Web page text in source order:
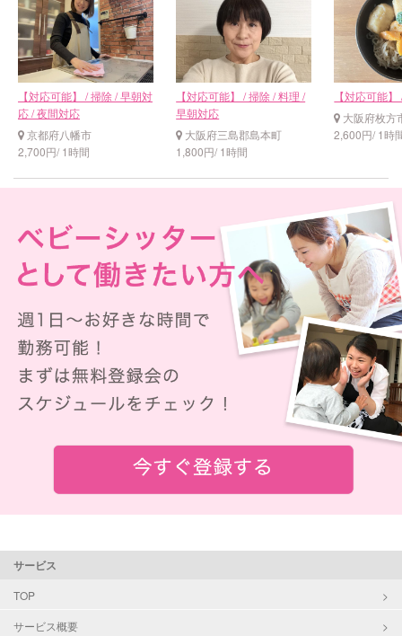
【対応可能】 / 掃除 / 早朝対
応 / 夜間対応
京都府八幡市
2,700円/ 1時間
【対応可能】 / 掃除 / 料理 /
早朝対応
大阪府三島郡島本町
1,800円/ 1時間
【対応可能
大阪府枚方
2,600円/ 1時
サービス
TOP
サービス概要